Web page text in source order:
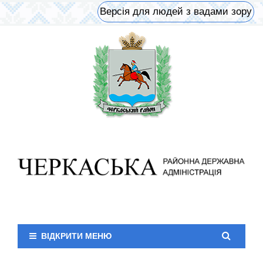
Версія для людей з вадами зору
ВІДКРИТИ МЕНЮ